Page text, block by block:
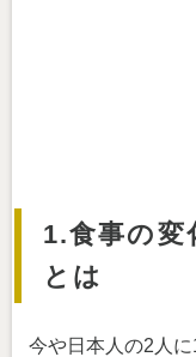
1.食事の変
とは
今や日本人の2人